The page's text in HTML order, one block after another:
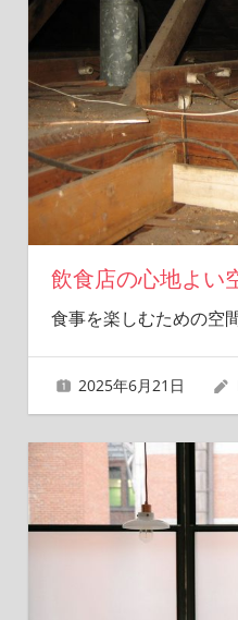
飲食店の心地よい
食事を楽しむための空
2025年6月21日